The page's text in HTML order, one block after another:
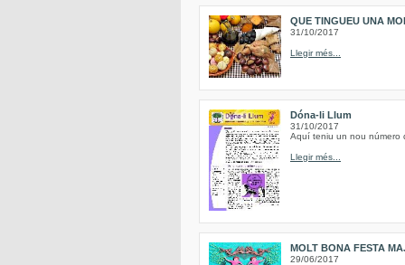
QUE TINGUEU UNA
31/10/2017
Llegir més...
Dóna-li Llum
31/10/2017
Aquí teniu un nou número
Llegir més...
MOLT BONA FESTA
29/06/2017